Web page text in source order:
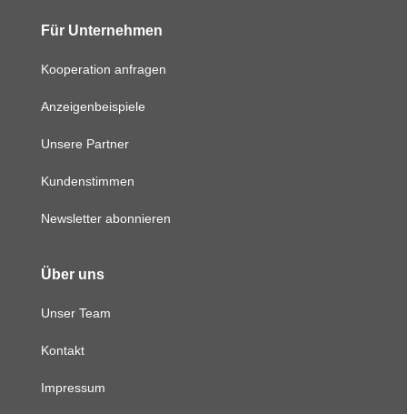
Für Unternehmen
Kooperation anfragen
Anzeigenbeispiele
Unsere Partner
Kundenstimmen
Newsletter abonnieren
Über uns
Unser Team
Kontakt
Impressum